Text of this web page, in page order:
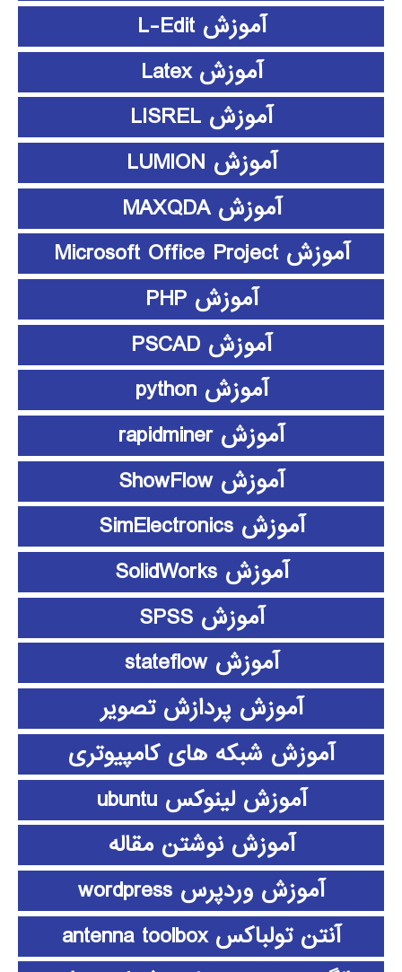
آموزش L-Edit
آموزش Latex
آموزش LISREL
آموزش LUMION
آموزش MAXQDA
آموزش Microsoft Office Project
آموزش PHP
آموزش PSCAD
آموزش python
آموزش rapidminer
آموزش ShowFlow
آموزش SimElectronics
آموزش SolidWorks
آموزش SPSS
آموزش stateflow
آموزش پردازش تصویر
آموزش شبکه های کامپیوتری
آموزش لینوکس ubuntu
آموزش نوشتن مقاله
آموزش وردپرس wordpress
آنتن تولباکس antenna toolbox